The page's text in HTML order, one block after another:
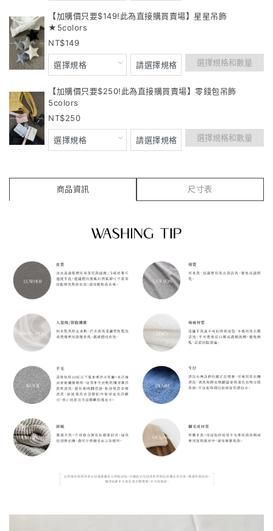
【加購價只要$149!此為直接購買賣場】星星吊飾
★5colors
149
選擇規格和數量
【加購價只要$250!此為直接購買賣場】零錢包吊飾
5colors
250
選擇規格和數量
商品資訊 尺寸表